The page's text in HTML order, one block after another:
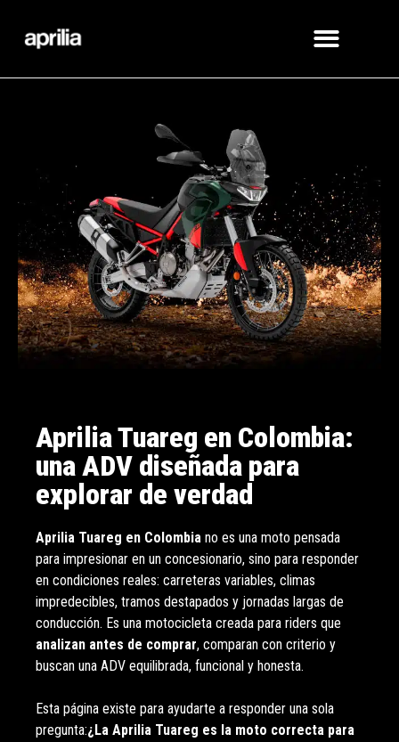
Aprilia Tuareg en Colombia:
una ADV diseñada para
explorar de verdad
Aprilia Tuareg en Colombia no es una moto pensada
para impresionar en un concesionario, sino para responder
en condiciones reales: carreteras variables, climas
impredecibles, tramos destapados y jornadas largas de
conducción. Es una motocicleta creada para riders que
analizan antes de comprar, comparan con criterio y
buscan una ADV equilibrada, funcional y honesta.
Esta página existe para ayudarte a responder una sola
pregunta:¿La Aprilia Tuareg es la moto correcta para